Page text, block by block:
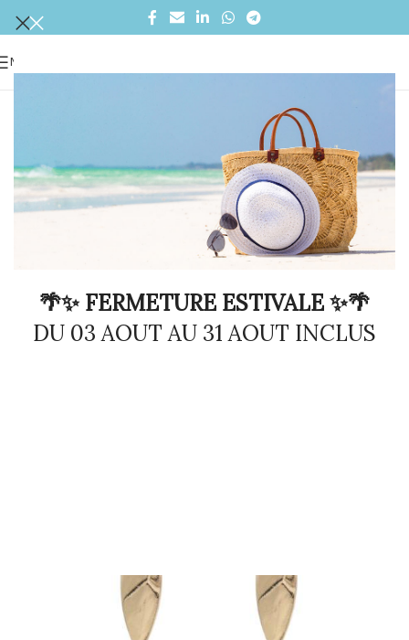
🌴✨ FERMETURE ESTIVALE ✨🌴
DU 03 AOUT AU 31 AOUT INCLUS
MENU